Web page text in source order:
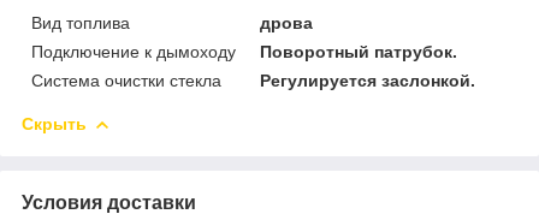
Вид топлива
дрова
Подключение к дымоходу
Поворотный патрубок.
Система очистки стекла
Регулируется заслонкой.
Скрыть
Условия доставки